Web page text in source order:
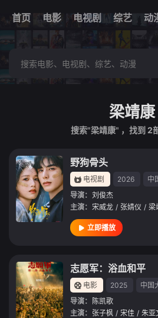
首页 电影 电视剧 综艺 动
全部影片
梁靖康
搜索"梁靖康" ，找到 2
野狗骨头
电视剧 2026
中
导演： 刘俊杰
主演： 宋威龙 / 张婧仪 / 梁
立即播放
志愿军：浴血和平
电影 2025
中国
导演：
陈凯歌
主演： 张子枫 / 宋佳 / 朱亚